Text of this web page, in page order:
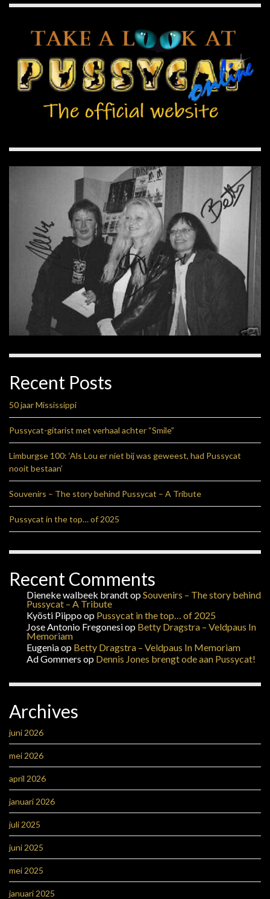
Recent Posts
50 jaar Mississippi
Pussycat-gitarist met verhaal achter “Smile”
Limburgse 100: ‘Als Lou er niet bij was geweest, had Pussycat
nooit bestaan’
Souvenirs – The story behind Pussycat – A Tribute
Pussycat in the top… of 2025
Recent Comments
Dieneke walbeek brandtopSouvenirs – The story behind
Pussycat – A Tribute
Kyösti Piippoop Pussycat in the top… of 2025
Jose Antonio Fregonesiop Betty Dragstra – Veldpaus In
Memoriam
Eugeniaop Betty Dragstra – Veldpaus In Memoriam
Ad Gommers op Dennis Jones brengt ode aan Pussycat!
Archives
juni 2026
mei 2026
april 2026
januari 2026
juli 2025
juni 2025
mei 2025
januari 2025